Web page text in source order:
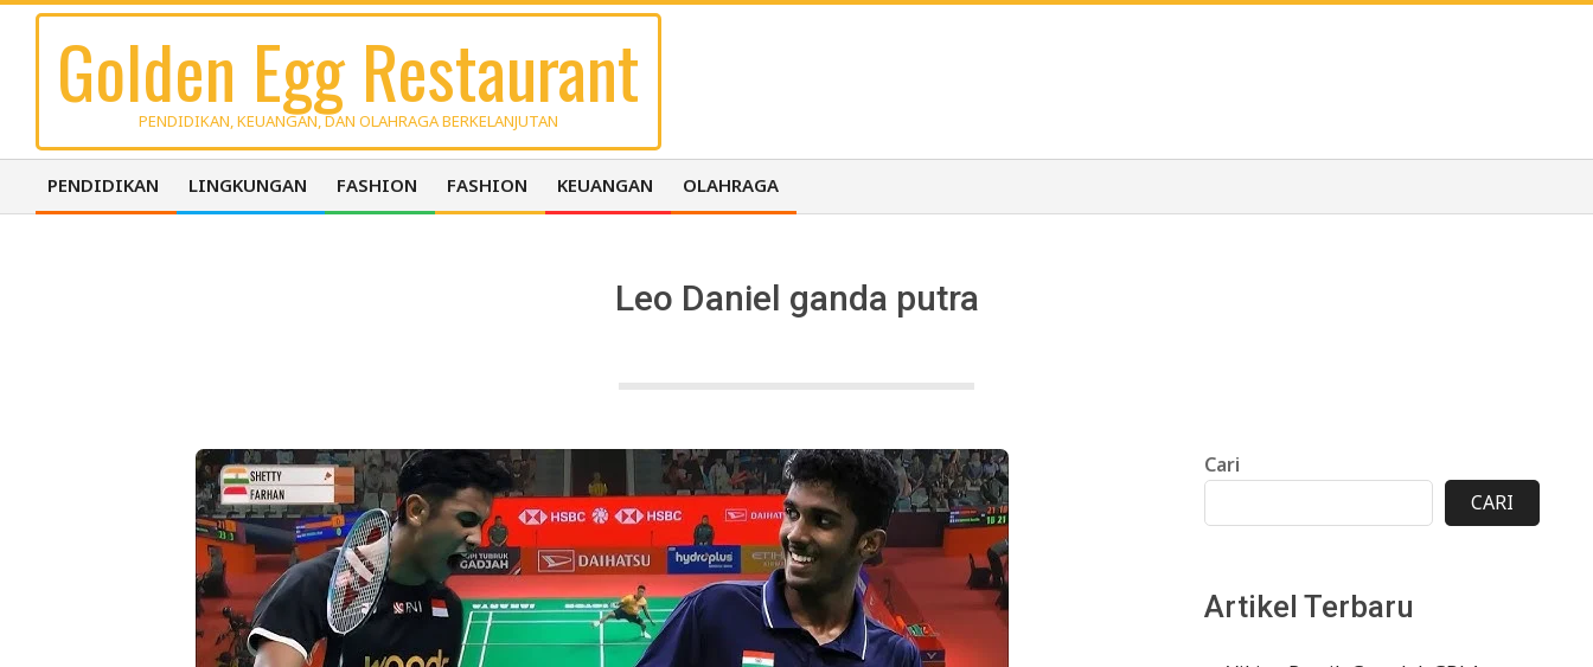
Skip
contentGolden Egg Restaurant
PENDIDIKAN, KEUANGAN, DAN OLAHRAGA BERKELANJUTAN
Primary
PENDIDIKAN LINGKUNGAN FASHION FASHION KEUANGAN OLAHRAGA
Leo Daniel ganda putra
Cari
CARI
Artikel Terbaru